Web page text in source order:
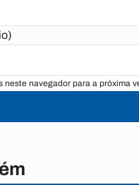
neste navegador para a próxima